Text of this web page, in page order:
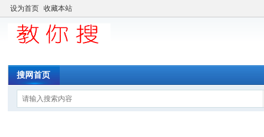
设为首页 收藏本站
搜网首页